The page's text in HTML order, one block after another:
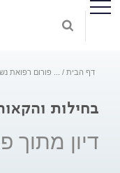
דף הבית פורום רפואת
בחילות
דיון מתוך